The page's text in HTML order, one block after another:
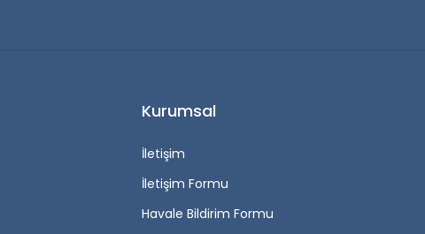
Kurumsal
İletişim
İletişim Formu
Havale Bildirim Formu